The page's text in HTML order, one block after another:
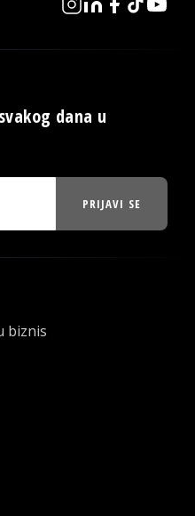
dana u
PRIJAVI SE
biznis